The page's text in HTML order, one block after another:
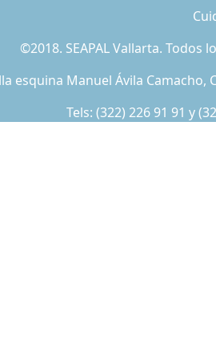
©2018. SEAPAL Vallarta. Todos
esquina Manuel Ávila Camacho,
Tels: (322) 226 91 91 y